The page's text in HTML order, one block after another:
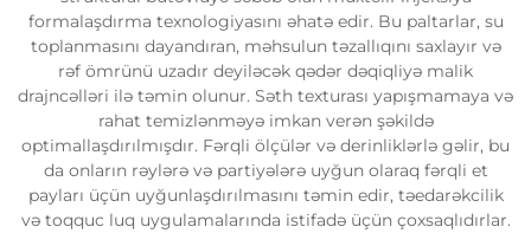
formalaşdırma texnologiyasını əhatə edir. Bu paltarlar, su
toplanmasını dayandıran, məhsulun təzallıqını saxlayır və
rəf ömrünü uzadır deyiləcək qədər dəqiqliyə malik
drajncəlləri ilə təmin olunur. Səth texturası yapışmamaya və
rahat temizlənməyə imkan verən şəkildə
optimallaşdırılmışdır. Fərqli ölçülər və derinliklərlə gəlir, bu
da onların rəylərə və partiyələrə uyğun olaraq fərqli et
payları üçün uyğunlaşdırılmasını təmin edir, təedarəkcilik
və toqquc luq uygulamalarında istifadə üçün çoxsaqlıdırlar.